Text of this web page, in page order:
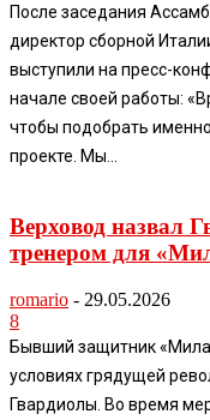
После заседания
директор сборной
выступили на пресс-
начале своей работы:
чтобы подобрать
проекте. Мы...
Верховод назвал
тренером для
romario - 29.05.2026
8
Бывший защитник
условиях грядущей
Гвардиолы. Во время